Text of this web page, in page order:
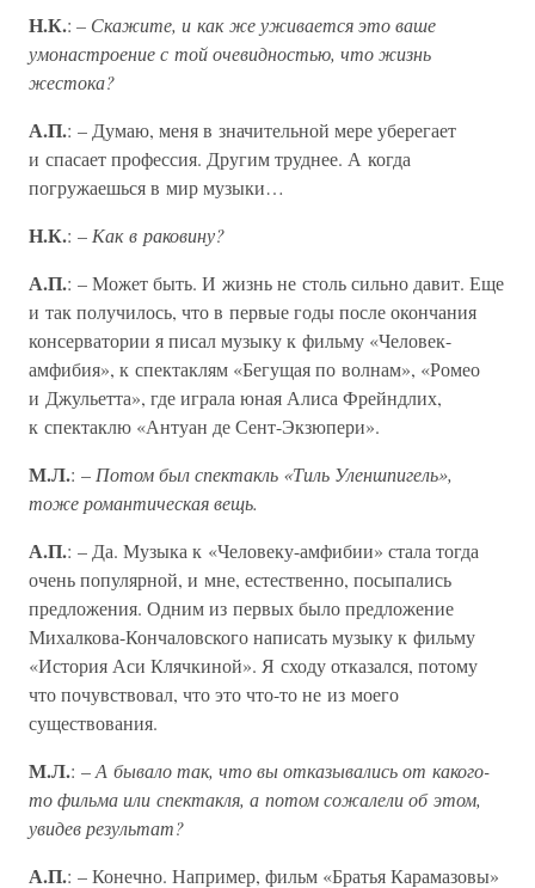
Н.К.: – Скажите, и как же уживается это ваше
умонастроение с той очевидностью, что жизнь
жестока?
А.П.: – Думаю, меня в значительной мере уберегает
и спасает профессия. Другим труднее. А когда
погружаешься в мир музыки…
Н.К.: – Как в раковину?
А.П.: – Может быть. И жизнь не столь сильно давит. Еще
и так получилось, что в первые годы после окончания
консерватории я писал музыку к фильму «Человек-
амфибия», к спектаклям «Бегущая по волнам», «Ромео
и Джульетта», где играла юная Алиса Фрейндлих,
к спектаклю «Антуан де Сент-Экзюпери».
М.Л.: – Потом был спектакль «Тиль Уленшпигель»,
тоже романтическая вещь.
А.П.: – Да. Музыка к «Человеку-амфибии» стала тогда
очень популярной, и мне, естественно, посыпались
предложения. Одним из первых было предложение
Михалкова-Кончаловского написать музыку к фильму
«История Аси Клячкиной». Я сходу отказался, потому
что почувствовал, что это что-то не из моего
существования.
М.Л.: –А бывало так, что вы отказывались от какого-
то фильма или спектакля, а потом сожалели об этом,
увидев результат?
А.П.: – Конечно. Например, фильм «Братья Карамазовы»